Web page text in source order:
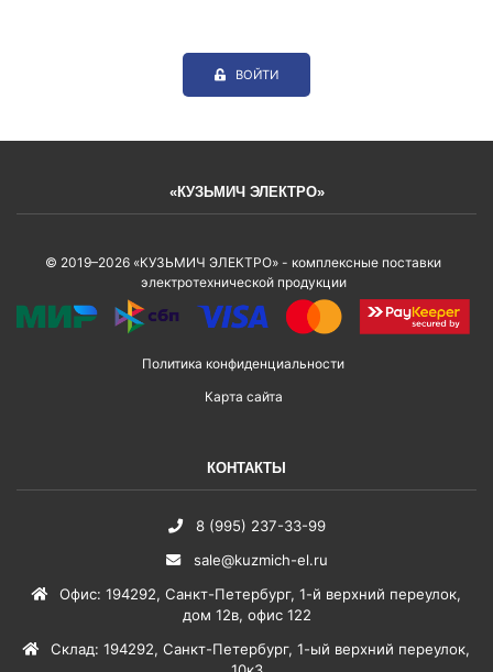
ВОЙТИ
«КУЗЬМИЧ ЭЛЕКТРО»
© 2019–2026 «КУЗЬМИЧ ЭЛЕКТРО» - комплексные поставки
электротехнической продукции
Политика конфиденциальности
Карта сайта
КОНТАКТЫ
8 (995) 237-33-99
sale@kuzmich-el.ru
Офис: 194292, Санкт-Петербург, 1-й верхний переулок,
дом 12в, офис 122
Склад: 194292, Санкт-Петербург, 1-ый верхний переулок,